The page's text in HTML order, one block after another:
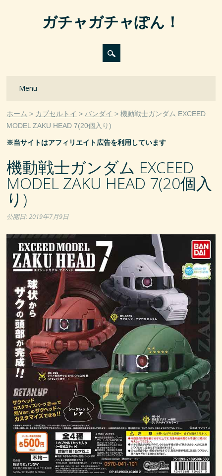
ガチャガチャぽん！
Main menu
Menu
ホーム カプセルトイ バンダイ
機動戦士ガンダム EXCEED
MODEL ZAKU HEAD 7(20個入り)
※当サイトはアフィリエイト広告を利用しています
機動戦士ガンダム EXCEED
MODEL ZAKU HEAD 7(20個入
り)
公開日:2019年7月9日